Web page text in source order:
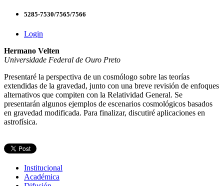
5285-7530/7565/7566
Login
Hermano Velten
Universidade Federal de Ouro Preto
Presentaré la perspectiva de un cosmólogo sobre las teorías
extendidas de la gravedad, junto con una breve revisión de enfoques
alternativos que compiten con la Relatividad General. Se
presentarán algunos ejemplos de escenarios cosmológicos basados
en gravedad modificada. Para finalizar, discutiré aplicaciones en
astrofísica.
Institucional
Académica